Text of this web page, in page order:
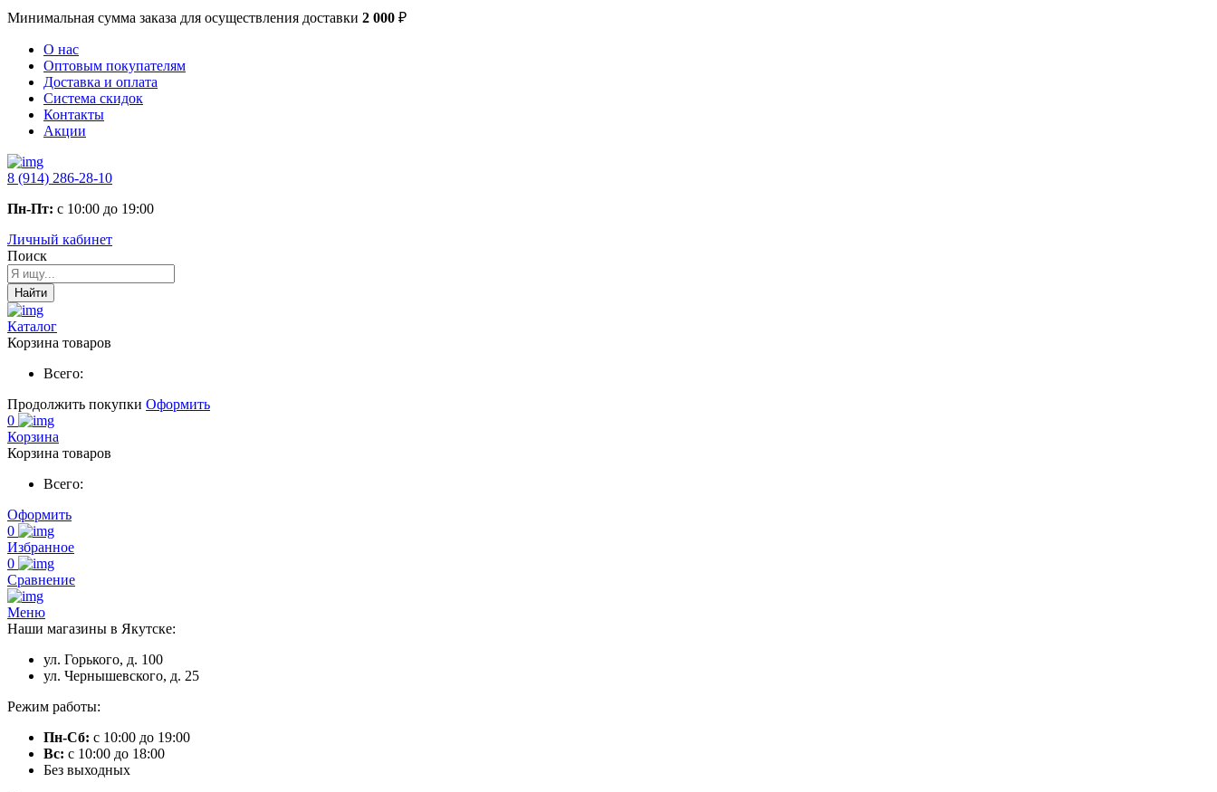
Минимальная сумма заказа для осуществления доставки 2 000 ₽
О нас
Оптовым покупателям
Доставка и оплата
Система скидок
Контакты
Акции
8 (914) 286-28-10
Пн-Пт: с 10:00 до 19:00
Личный кабинет
Поиск
Найти
Каталог
Корзина товаров
Всего:
Продолжить покупки Оформить
0
Корзина
Корзина товаров
Всего:
Оформить
0
Избранное
0
Сравнение
Меню
Наши магазины в Якутске:
ул. Горького, д. 100
ул. Чернышевского, д. 25
Режим работы:
Пн-Сб: с 10:00 до 19:00
Вс: с 10:00 до 18:00
Без выходных